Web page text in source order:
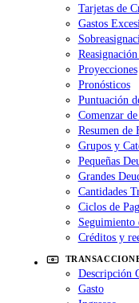
Tarjetas de
Gastos
Proyecciones
Pronósticos
Puntuación
Comenzar
Resumen de
Grupos y
Pequeñas
Grandes
Cantidades
Ciclos de
Seguimiento
Créditos y
Descripción
Gasto